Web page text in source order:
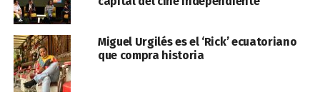
Miguel Urgilés es el ‘Rick’ ecuatoriano
que compra historia